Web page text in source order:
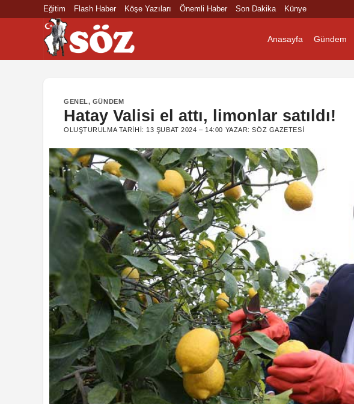
Eğitim Flash Haber Köşe Yazıları Önemli Haber Son Dakika Künye
Anasayfa Gündem
GENEL, GÜNDEM
Hatay Valisi el attı, limonlar satıldı!
OLUŞTURULMA TARIHI: 13 ŞUBAT 2024 – 14:00 YAZAR:SÖZ GAZETESI